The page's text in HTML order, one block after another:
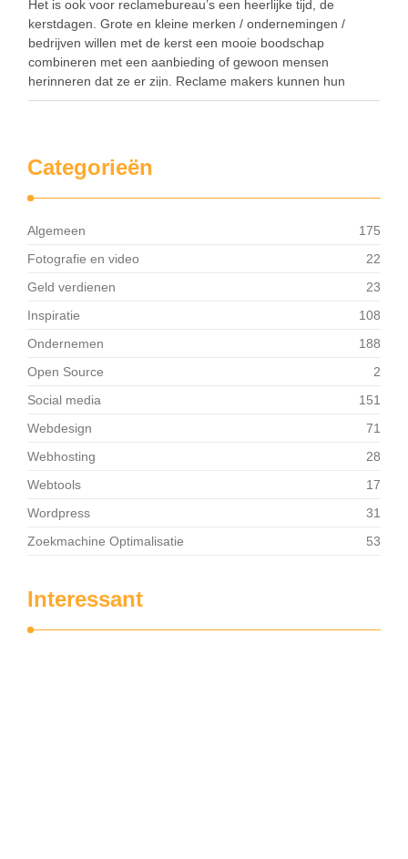
Het is ook voor reclamebureau’s een heerlijke tijd, de
kerstdagen. Grote en kleine merken / ondernemingen /
bedrijven willen met de kerst een mooie boodschap
combineren met een aanbieding of gewoon mensen
herinneren dat ze er zijn. Reclame makers kunnen hun
creativiteit ten volle benutten in de vorm van humor, …
Categorieën
Algemeen
175
Fotografie en video
22
Geld verdienen
23
Inspiratie
108
Ondernemen
188
Open Source
2
Social media
151
Webdesign
71
Webhosting
28
Webtools
17
Wordpress
31
Zoekmachine Optimalisatie
53
Interessant